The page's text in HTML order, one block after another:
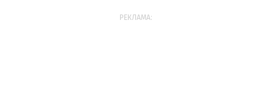
РЕКЛАМА: